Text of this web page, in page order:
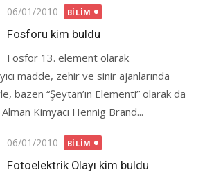
Posted
on
06/01/2010 BILIM
Fosforu kim buldu
Fosfor 13. element olarak
madde, zehir ve sinir ajanlarında
bazen “Şeytan’ın Elementi” olarak da
Kimyacı Hennig Brand...
Posted
on
06/01/2010 BILIM
Fotoelektrik Olayı kim buldu